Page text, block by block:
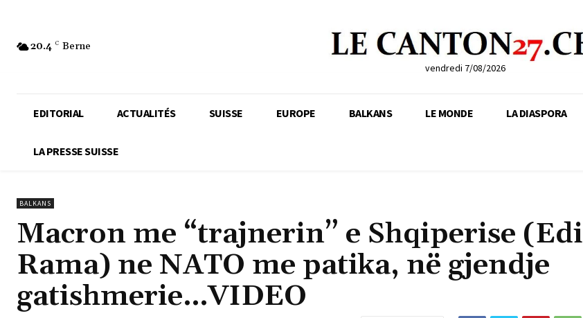
20.4 C Berne
vendredi 7/08/2026
EDITORIAL ACTUALITÉS SUISSE EUROPE BALKANS LE MONDE LA DIASPORA
LA PRESSE SUISSE
BALKANS
Macron me “trajnerin” e Shqiperise (Edi
Rama) ne NATO me patika, në gjendje
gatishmerie…VIDEO